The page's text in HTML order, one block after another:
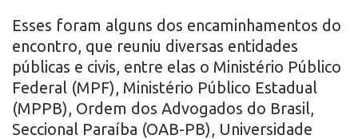
Esses foram alguns dos encaminhamentos do
encontro, que reuniu diversas entidades
públicas e civis, entre elas o Ministério Público
Federal (MPF), Ministério Público Estadual
(MPPB), Ordem dos Advogados do Brasil,
Seccional Paraíba (OAB-PB), Universidade